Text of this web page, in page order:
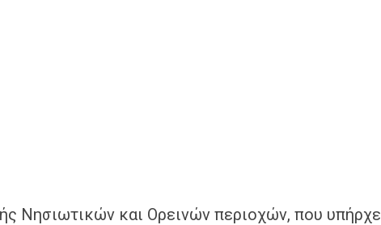
Νησιωτικών και Ορεινών περιοχών, που υπήρχε